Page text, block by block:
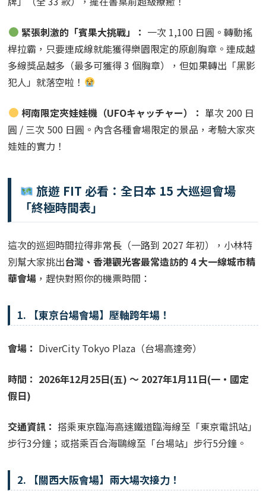
桿拉霸，只要連成線就能獲得樂園限定的原創胸章。連成越
多線獎品越多（最多可獲得 3 個胸章），但如果轉出「黑影
犯人」就落空啦！
圓 / 三次 500 日圓。內含各種會場限定的景品，考驗大家夾
娃娃的實力！
旅遊 FIT 必看：全日本 15 大巡迴會場
「終極時間表」
別幫大家挑出台灣、香港觀光客最常造訪的 4 大一線城市精
華會場，趕快對照你的機票時間：
假日)
步行3分鐘；或搭乘百合海鷗線至「台場站」步行5分鐘。